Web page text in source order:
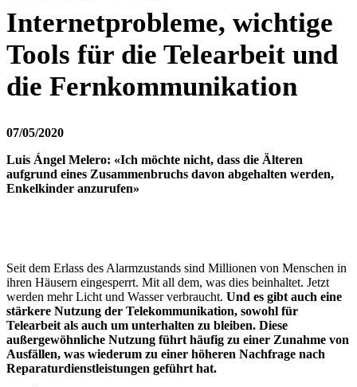
Internetprobleme, wichtige
Tools für die Telearbeit und
die Fernkommunikation
07/05/2020
Luis Ángel Melero: «Ich möchte nicht, dass die Älteren
aufgrund eines Zusammenbruchs davon abgehalten werden,
Enkelkinder anzurufen»
Seit dem Erlass des Alarmzustands sind Millionen von Menschen in
ihren Häusern eingesperrt. Mit all dem, was dies beinhaltet. Jetzt
werden mehr Licht und Wasser verbraucht. Und es gibt auch eine
stärkere Nutzung der Telekommunikation, sowohl für
Telearbeit als auch um unterhalten zu bleiben. Diese
außergewöhnliche Nutzung führt häufig zu einer Zunahme von
Ausfällen, was wiederum zu einer höheren Nachfrage nach
Reparaturdienstleistungen geführt hat.